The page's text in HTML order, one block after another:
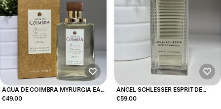
AGUA DE COIMBRA MYRURGIA EAU
DE TOILETTE 100ML
€49.00
ANGEL SCHLESSER ESPRIT DE
GINGEMBRE EAU DE TOILETTE
€59.00